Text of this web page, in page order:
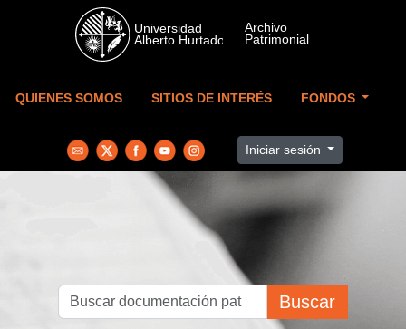
Skip to main content
QUIENES SOMOS SITIOS DE INTERÉS FONDOS
Iniciar sesión
Buscar